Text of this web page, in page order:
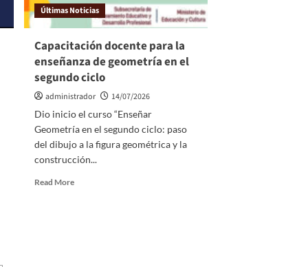
Últimas Noticias
Capacitación docente para la
enseñanza de geometría en el
segundo ciclo
administrador
14/07/2026
Dio inicio el curso “Enseñar
Geometría en el segundo ciclo: paso
del dibujo a la figura geométrica y la
construcción...
Read More